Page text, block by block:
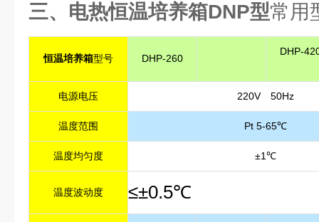
三、电热恒温培养箱DNP型常用
恒温培养箱型号 DHP-260
DHP-
电源电压 220V 50Hz
温度范围 Pt 5-65℃
温度均匀度 ±1℃
温度波动度 ≤±0.5℃